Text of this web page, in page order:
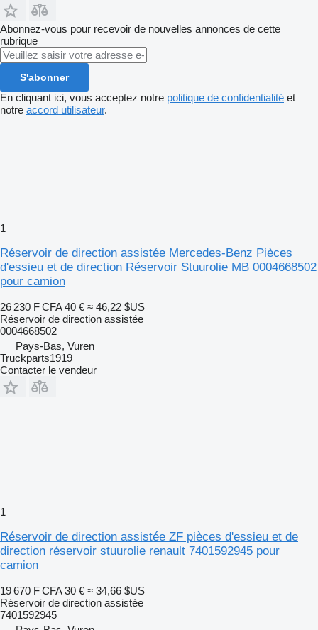
Abonnez-vous pour recevoir de nouvelles annonces de cette
rubrique
S'abonner
En cliquant ici, vous acceptez notre politique de confidentialité et
notre accord utilisateur.
1
Réservoir de direction assistée Mercedes-Benz Pièces
d'essieu et de direction Réservoir Stuurolie MB 0004668502
pour camion
26 230 F CFA 40 € ≈ 46,22 $US
Réservoir de direction assistée
0004668502
Pays-Bas, Vuren
Truckparts1919
Contacter le vendeur
1
Réservoir de direction assistée ZF pièces d'essieu et de
direction réservoir stuurolie renault 7401592945 pour
camion
19 670 F CFA 30 € ≈ 34,66 $US
Réservoir de direction assistée
7401592945